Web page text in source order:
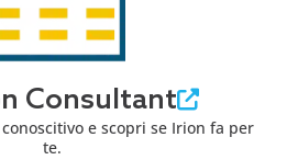
Consultant
e scopri se Irion fa per
te.